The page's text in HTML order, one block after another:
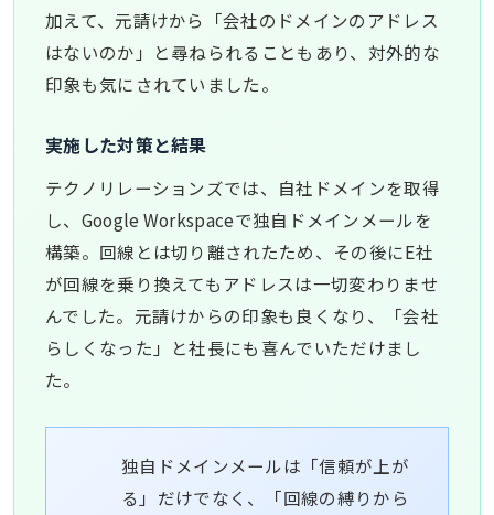
加えて、元請けから「会社のドメインのアドレス
はないのか」と尋ねられることもあり、対外的な
印象も気にされていました。
実施した対策と結果
テクノリレーションズでは、自社ドメインを取得
し、Google Workspaceで独自ドメインメールを
構築。回線とは切り離されたため、その後にE社
が回線を乗り換えてもアドレスは一切変わりませ
んでした。元請けからの印象も良くなり、「会社
らしくなった」と社長にも喜んでいただけまし
た。
独自ドメインメールは「信頼が上が
る」だけでなく、「回線の縛りから